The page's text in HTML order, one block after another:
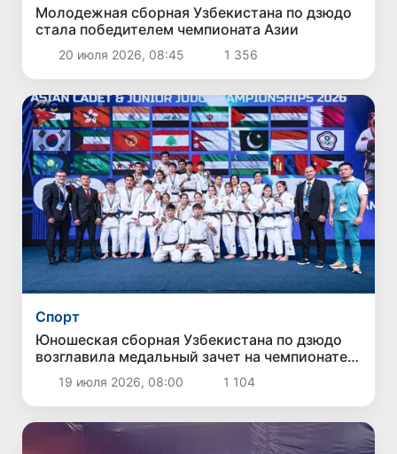
Молодежная сборная Узбекистана по дзюдо
стала победителем чемпионата Азии
20 июля 2026, 08:45 1 356
Спорт
Юношеская сборная Узбекистана по дзюдо
возглавила медальный зачет на чемпионате
Азии19 июля 2026, 08:00 1 104